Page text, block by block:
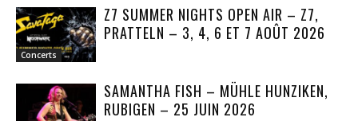
Concerts
Z7 SUMMER NIGHTS OPEN AIR – Z7,
PRATTELN – 3, 4, 6 ET 7 AOÛT 2026
SAMANTHA FISH – MÜHLE HUNZIKEN,
RUBIGEN – 25 JUIN 2026